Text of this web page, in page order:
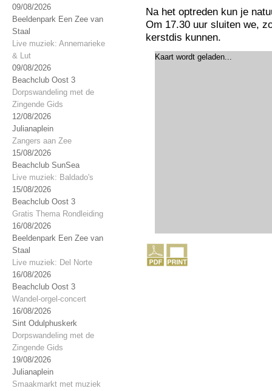
09/08/2026
Beeldenpark Een Zee van
Staal
Live muziek: Annemarieke
& Lut
09/08/2026
Beachclub Oost 3
Dorpswandeling met de
Zingende Gids
12/08/2026
Julianaplein
Zangers aan Zee
15/08/2026
Beachclub SunSea
Live muziek: Baldado's
15/08/2026
Beachclub Oost 3
Gratis Thema Rondleiding
16/08/2026
Beeldenpark Een Zee van
Staal
Live muziek: Del Norte
16/08/2026
Beachclub Oost 3
Wandel-orgel-concert
16/08/2026
Sint Odulphuskerk
Dorpswandeling met de
Zingende Gids
19/08/2026
Julianaplein
Smaakmarkt met muziek
Na het optreden kun je
Om 17.30 uur sluiten we,
kerstdis kunnen.
Kaart wordt geladen...